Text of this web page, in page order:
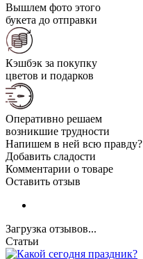
Вышлем фото этого
букета до отправки
Кэшбэк за покупку
цветов и подарков
Оперативно решаем
возникшие трудности
Напишем в ней всю правду?
Добавить сладости
Комментарии о товаре
Оставить отзыв
Загрузка отзывов...
Статьи